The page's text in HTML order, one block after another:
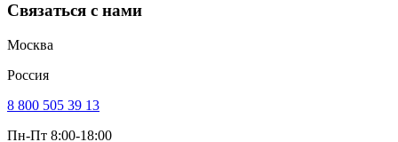
Связаться с нами
Москва
Россия
8 800 505 39 13
Пн-Пт 8:00-18:00